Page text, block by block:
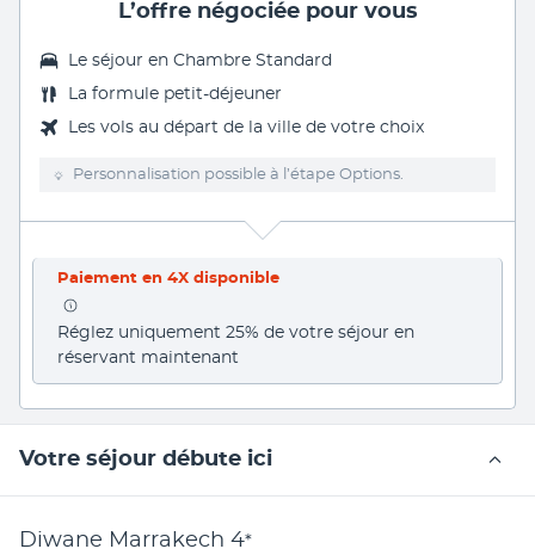
L’offre négociée pour vous
Le séjour en Chambre Standard
La formule petit-déjeuner
Les vols au départ de la ville de votre choix
Personnalisation possible à l’étape Options.
Paiement en 4X disponible
Réglez uniquement 25% de votre séjour en
réservant maintenant
Votre séjour débute ici
Diwane Marrakech 4*